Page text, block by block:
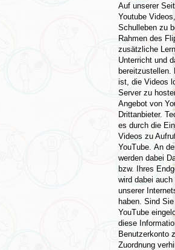
Auf unserer
Youtube
Schulleben zu
Rahmen des
zusätzliche
Unterricht und
bereitzustellen.
ist, die Videos
Server zu
Angebot von
Drittanbieter.
es durch die
Videos zu
YouTube. An
werden dabei
bzw. Ihres
wird dabei
unserer
haben. Sind
YouTube
diese
Benutzerkonto
Zuordnung